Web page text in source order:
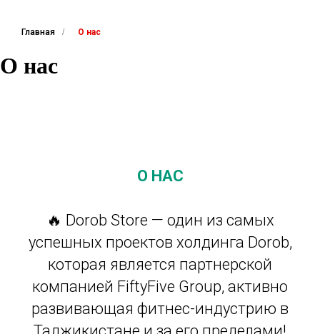
Главная / О нас
О нас
О НАС
🔥 Dorob Store — один из самых
успешных проектов холдинга Dorob,
которая является партнерской
компанией FiftyFive Group, активно
развивающая фитнес-индустрию в